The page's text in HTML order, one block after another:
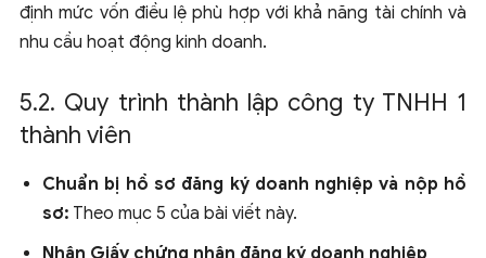
định mức vốn điều lệ phù hợp với khả năng tài chính và
nhu cầu hoạt động kinh doanh.
5.2. Quy trình thành lập công ty TNHH 1
thành viên
Chuẩn bị hồ sơ đăng ký doanh nghiệp và nộp hồ
sơ: Theo mục 5 của bài viết này.
Nhận Giấy chứng nhận đăng ký doanh nghiệp